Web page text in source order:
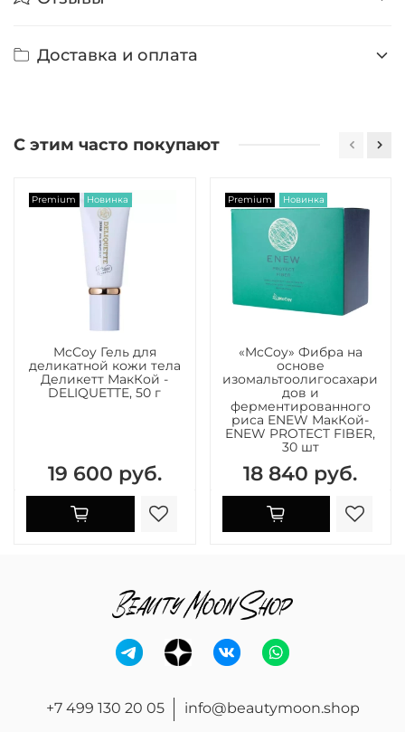
Доставка и оплата
С этим часто покупают
Premium Новинка
McCoy Гель для
деликатной кожи тела
Деликетт МакКой -
DELIQUETTE, 50 г
19 600 руб.
Premium Новинка
«McCoy» Фибра на
основе
изомальтоолигосахари
дов и
ферментированного
риса ENEW МакКой-
ENEW PROTECT FIBER,
30 шт
18 840 руб.
+7 499 130 20 05 info@beautymoon.shop